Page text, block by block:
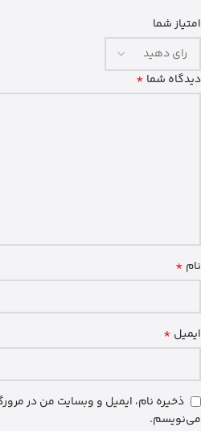
امتیاز شما
دیدگاه شما *
نام *
ایمیل *
ذخیره نام، ایمیل و وبسایت من در
می‌نویسم.